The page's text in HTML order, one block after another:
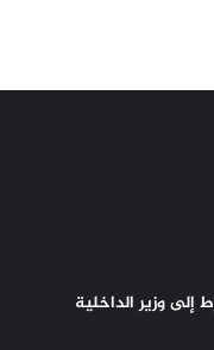
وزير الداخلية